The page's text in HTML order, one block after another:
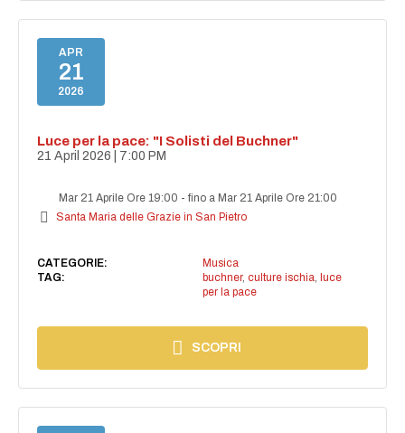
APR
21
2026
Luce per la pace: "I Solisti del Buchner"
21 April 2026 | 7:00 PM
Mar 21 Aprile Ore 19:00 -fino a Mar 21 Aprile Ore 21:00
Santa Maria delle Grazie in San Pietro
CATEGORIE:
Musica
TAG:
buchner, culture ischia, luce
per la pace
SCOPRI